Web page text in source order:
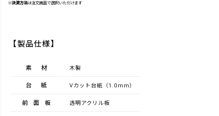
※決済方法は注文画面で選択いただけます
【製品仕様】
素材 木製
台紙 Vカット台紙（1.0mm）
前面板 透明アクリル板